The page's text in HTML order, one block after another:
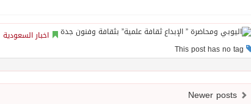
اخبار السعودية